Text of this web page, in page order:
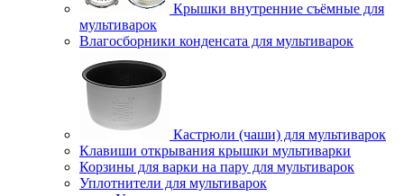
Крышки внутренние съёмные для
мультиварок
Влагосборники конденсата для мультиварок
Кастрюли (чаши) для мультиварок
Клавиши открывания крышки мультиварки
Корзины для варки на пару для мультиварок
Уплотнители для мультиварок